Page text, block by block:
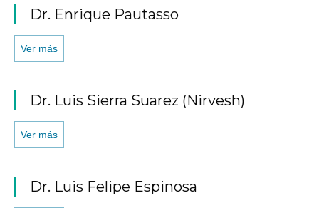
Dr. Enrique Pautasso
Ver más
Dr. Luis Sierra Suarez (Nirvesh)
Ver más
Dr. Luis Felipe Espinosa